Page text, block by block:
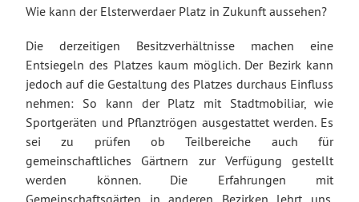
Wie kann der Elsterwerdaer Platz in Zukunft aussehen?
Die derzeitigen Besitzverhältnisse machen eine
Entsiegeln des Platzes kaum möglich. Der Bezirk kann
jedoch auf die Gestaltung des Platzes durchaus Einfluss
nehmen: So kann der Platz mit Stadtmobiliar, wie
Sportgeräten und Pflanztrögen ausgestattet werden. Es
sei zu prüfen ob Teilbereiche auch für
gemeinschaftliches Gärtnern zur Verfügung gestellt
werden können. Die Erfahrungen mit